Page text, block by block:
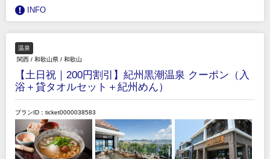
INFO
温泉
関西 / 和歌山県 / 和歌山
【土日祝｜200円割引】紀州黒潮温泉 クーポン（入
浴＋貸タオルセット＋紀州めん）
プランID：ticket0000038583